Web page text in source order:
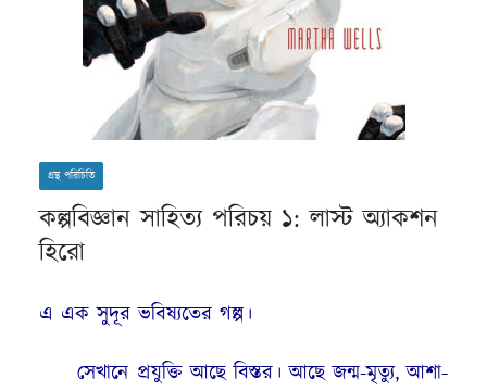
গ্রন্থ পরিচিতি
কল্পবিজ্ঞান সাহিত্য পরিচয় ১: লাস্ট অ্যাকশন
হিরো
এ এক সুদূর ভবিষ্যতের গল্প।
সেখানে প্রযুক্তি আছে বিস্তর। আছে জন্ম-মৃত্যু, আশা-